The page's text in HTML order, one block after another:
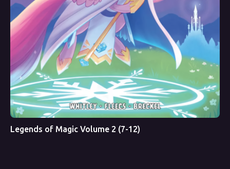
Legends of Magic Volume 2 (7-12)